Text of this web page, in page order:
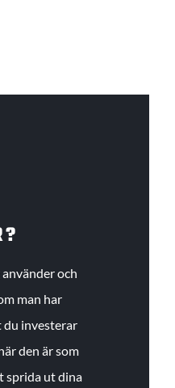
och
man har
du investerar
den är som
sprida ut dina